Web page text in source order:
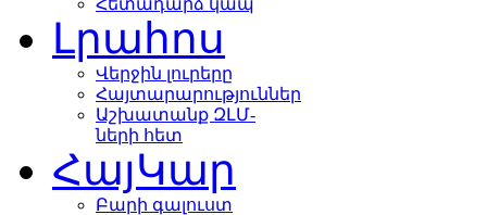
Հետադարձ կապ
Լրահոս
Վերջին լուրերը
Հայտարարություններ
Աշխատանք ԶԼՄ-
ների հետ
ՀայԿար
Բարի գալուստ